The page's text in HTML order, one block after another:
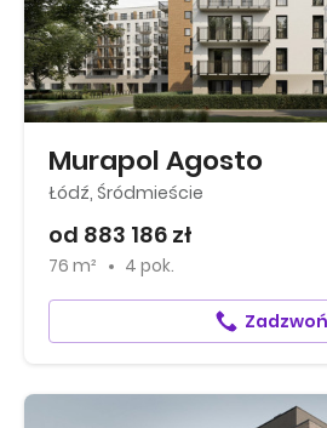
Murapol Agosto
Łódź, Śródmieście
od 883 186 zł
76 m² 4 pok.
Zadzwoń